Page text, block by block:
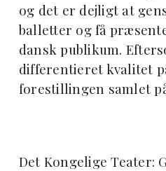
og det er dejligt at
balletter og få
dansk publikum.
differentieret kvalitet
forestillingen samlet
Det Kongelige Teater: